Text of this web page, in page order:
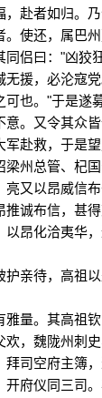
，赴者如归。
。使还，属巴
侣曰："凶狡
援，必沦寇
也。"于是遂
意。又令其众
军赴救，于是
梁州总管、杞
亮又以昂威信
诚布信，甚
昂化洽夷华，
亲待，高祖以
。其高祖钦
欢，魏陇州刺
司空府主簿，
府仪同三司。